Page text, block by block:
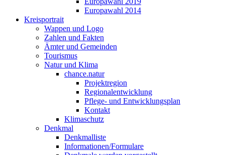
Europawahl 2014
Kreisportrait
Wappen und Logo
Zahlen und Fakten
Ämter und Gemeinden
Tourismus
Natur und Klima
chance.natur
Projektregion
Regionalentwicklung
Pflege- und Entwicklungsplan
Kontakt
Klimaschutz
Denkmal
Denkmalliste
Informationen/Formulare